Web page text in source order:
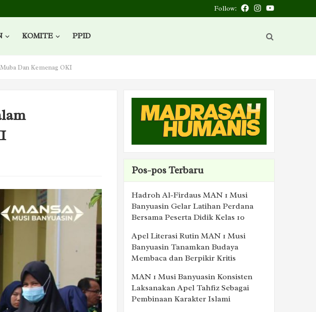
Follow: Facebook
Instagram
You
KOMITE PPID
Dan Kemenag OKI
Pos-pos Terbaru
Hadroh Al-Firdaus MAN 1 Musi
Banyuasin Gelar Latihan Perdana
Bersama Peserta Didik Kelas 10
Apel Literasi Rutin MAN 1 Musi
Banyuasin Tanamkan Budaya
Membaca dan Berpikir Kritis
MAN 1 Musi Banyuasin Konsisten
Laksanakan Apel Tahfiz Sebagai
Pembinaan Karakter Islami